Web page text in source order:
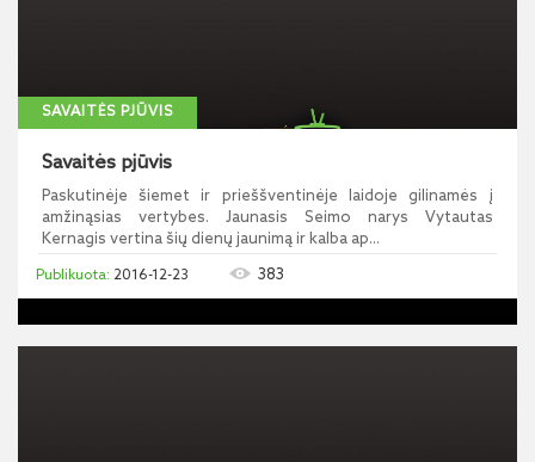
SAVAITĖS PJŪVIS
Savaitės pjūvis
Paskutinėje šiemet ir prieššventinėje laidoje gilinamės į
amžinąsias vertybes. Jaunasis Seimo narys Vytautas
Kernagis vertina šių dienų jaunimą ir kalba ap...
2016-12-23 383